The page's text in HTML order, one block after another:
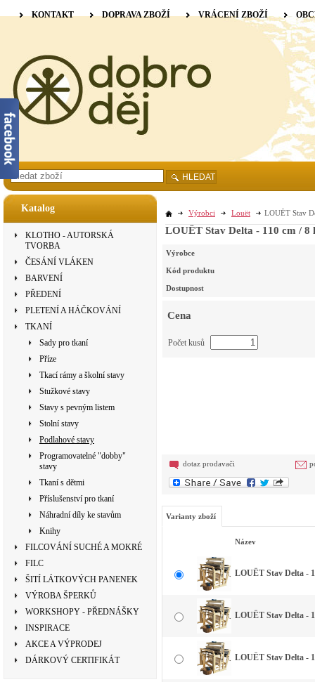
Katalog
KLOTHO - AUTORSKÁ
TVORBA
ČESÁNÍ VLÁKEN
BARVENÍ
PŘEDENÍ
PLETENÍ A HÁČKOVÁNÍ
TKANÍ
Sady pro tkaní
Příze
Tkací rámy a školní stavy
Stužkové stavy
Stavy s pevným listem
Stolní stavy
Podlahové stavy
Programovatelné "dobby"
stavy
Tkaní s dětmi
Příslušenství pro tkaní
Náhradní díly ke stavům
Knihy
FILCOVÁNÍ SUCHÉ A MOKRÉ
FILC
ŠITÍ LÁTKOVÝCH PANENEK
VÝROBA ŠPERKŮ
WORKSHOPY - PŘEDNÁŠKY
INSPIRACE
AKCE A VÝPRODEJ
DÁRKOVÝ CERTIFIKÁT
Výrobci Louët LOUËT Stav
LOUËT Stav Delta - 110 cm / 8
Výrobce
Kód produktu
Dostupnost
Cena
Počet kusů
dotaz prodavači
Varianty zboží
Název
LOUËT Stav Delta -
LOUËT Stav Delta -
LOUËT Stav Delta -
KONTAKT DOPRAVA ZBOŽÍ VRÁCENÍ ZBOŽÍ
HLEDAT